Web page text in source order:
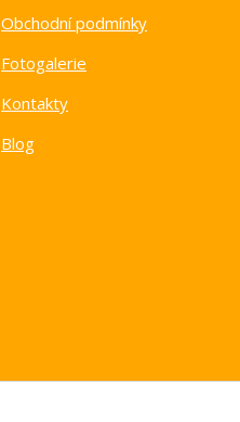
Obchodní podmínky
Fotogalerie
Kontakty
Blog